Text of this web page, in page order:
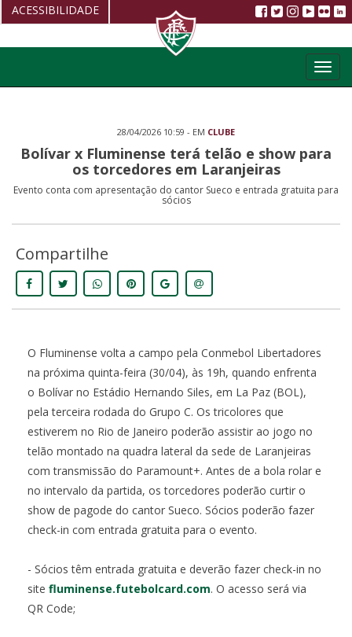
28/04/2026 10:59 - EM CLUBE
Bolívar x Fluminense terá telão e show para
os torcedores em Laranjeiras
Evento conta com apresentação do cantor Sueco e entrada gratuita para
sócios
Compartilhe
O Fluminense volta a campo pela Conmebol Libertadores
na próxima quinta-feira (30/04), às 19h, quando enfrenta
o Bolívar no Estádio Hernando Siles, em La Paz (BOL),
pela terceira rodada do Grupo C. Os tricolores que
estiverem no Rio de Janeiro poderão assistir ao jogo no
telão montado na quadra lateral da sede de Laranjeiras
com transmissão do Paramount+. Antes de a bola rolar e
no intervalo da partida, os torcedores poderão curtir o
show de pagode do cantor Sueco. Sócios poderão fazer
check-in com entrada gratuita para o evento.
- Sócios têm entrada gratuita e deverão fazer check-in no
site fluminense.futebolcard.com. O acesso será via
QR Code;
ACESSIBILIDADE